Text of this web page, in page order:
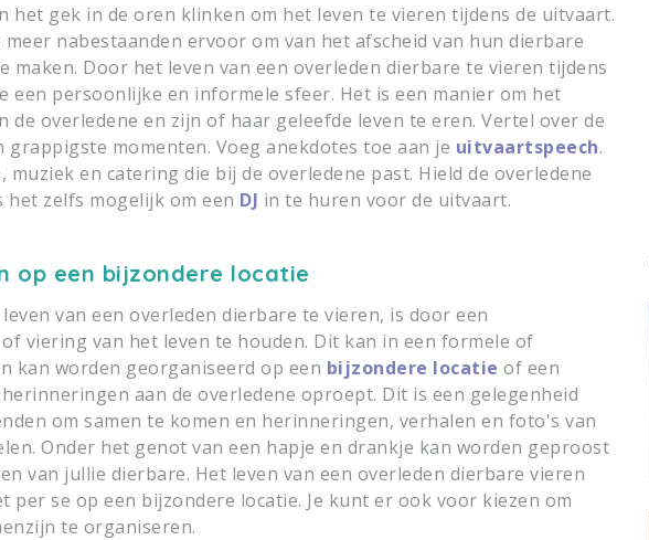
het gek in de oren klinken om het leven te vieren tijdens de uitvaart.
meer nabestaanden ervoor om van het afscheid van hun dierbare
maken. Door het leven van een overleden dierbare te vieren tijdens
een persoonlijke en informele sfeer. Het is een manier om het
de overledene en zijn of haar geleefde leven te eren. Vertel over de
grappigste momenten. Voeg anekdotes toe aan je uitvaartspeech.
muziek en catering die bij de overledene past. Hield de overledene
het zelfs mogelijk om een DJ in te huren voor de uitvaart.
op een bijzondere locatie
van een overleden dierbare te vieren, is door een
viering van het leven te houden. Dit kan in een formele of
kan worden georganiseerd op een bijzondere locatie of een
aan de overledene oproept. Dit is een gelegenheid
om samen te komen en herinneringen, verhalen en foto's van
Onder het genot van een hapje en drankje kan worden geproost
van jullie dierbare. Het leven van een overleden dierbare vieren
se op een bijzondere locatie. Je kunt er ook voor kiezen om
te organiseren.